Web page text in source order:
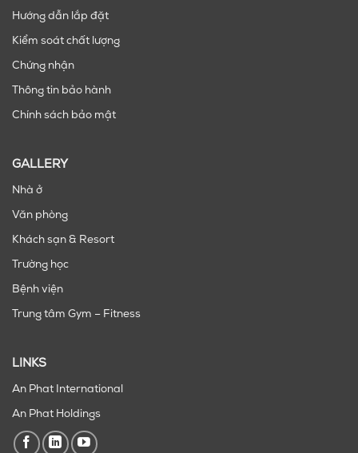
Hướng dẫn lắp đặt
Kiểm soát chất lượng
Chứng nhận
Thông tin bảo hành
Chính sách bảo mật
GALLERY
Nhà ở
Văn phòng
Khách sạn & Resort
Trường học
Bệnh viện
Trung tâm Gym – Fitness
LINKS
An Phat International
An Phat Holdings